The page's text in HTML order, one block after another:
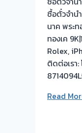
ซื้อตั๋วจำน
นาค พระ
ทองเค
Rolex,
ติดต่อเรา
Read